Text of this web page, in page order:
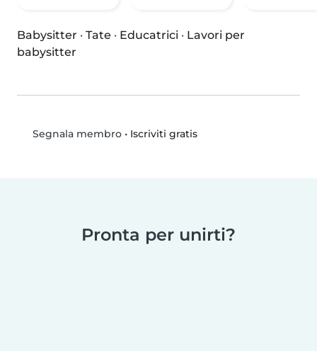
Babysitter · Tate · Educatrici · Lavori per
babysitter
Segnala membro• Iscriviti gratis
Pronta per unirti?